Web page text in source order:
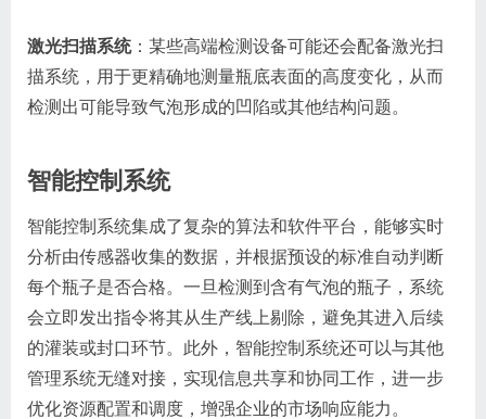
激光扫描系统：某些高端检测设备可能还会配备激光扫
描系统，用于更精确地测量瓶底表面的高度变化，从而
检测出可能导致气泡形成的凹陷或其他结构问题。
智能控制系统
智能控制系统集成了复杂的算法和软件平台，能够实时
分析由传感器收集的数据，并根据预设的标准自动判断
每个瓶子是否合格。一旦检测到含有气泡的瓶子，系统
会立即发出指令将其从生产线上剔除，避免其进入后续
的灌装或封口环节。此外，智能控制系统还可以与其他
管理系统无缝对接，实现信息共享和协同工作，进一步
优化资源配置和调度，增强企业的市场响应能力。